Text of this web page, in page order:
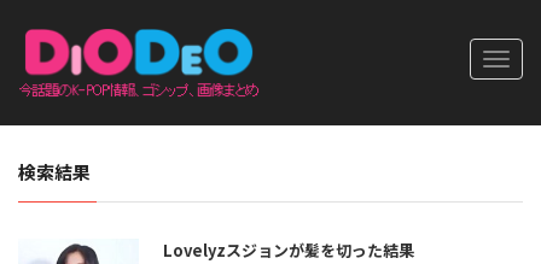
検索結果
Lovelyzスジョンが髪を切った結果